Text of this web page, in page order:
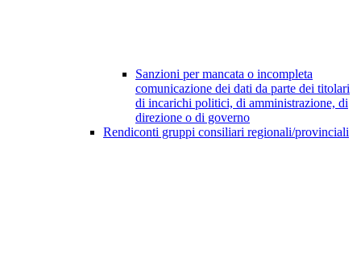
Sanzioni per mancata o incompleta
comunicazione dei dati da parte dei titolari
di incarichi politici, di amministrazione, di
direzione o di governo
Rendiconti gruppi consiliari regionali/provinciali